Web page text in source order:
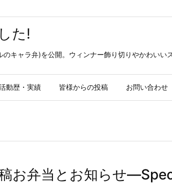
た!
キャラ弁)を公開。ウィンナー飾り切りやかわいい
動歴・実績 皆様からの投稿 お問い合わせ
お弁当とお知らせ